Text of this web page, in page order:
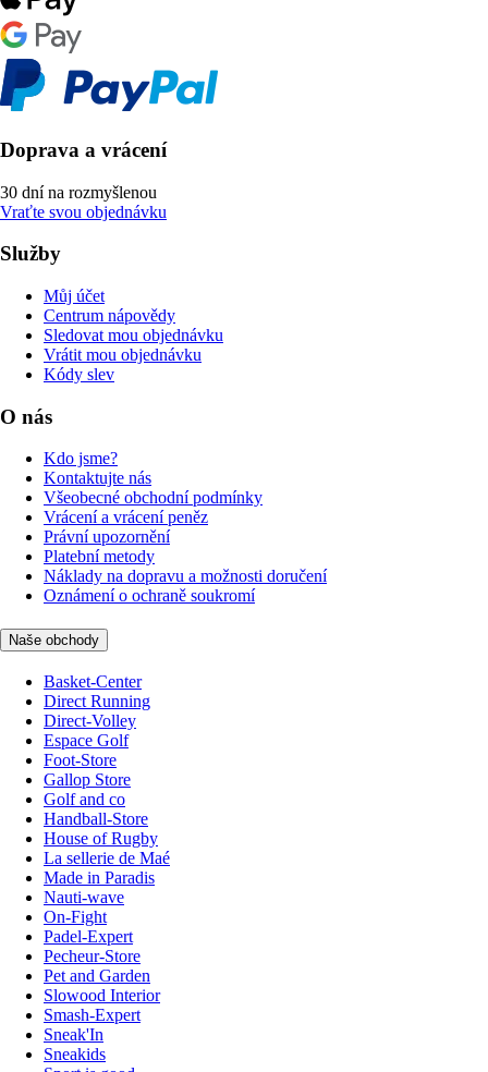
Doprava a vrácení
30 dní na rozmyšlenou
Vraťte svou objednávku
Služby
Můj účet
Centrum nápovědy
Sledovat mou objednávku
Vrátit mou objednávku
Kódy slev
O nás
Kdo jsme?
Kontaktujte nás
Všeobecné obchodní podmínky
Vrácení a vrácení peněz
Právní upozornění
Platební metody
Náklady na dopravu a možnosti doručení
Oznámení o ochraně soukromí
Naše obchody
Basket-Center
Direct Running
Direct-Volley
Espace Golf
Foot-Store
Gallop Store
Golf and co
Handball-Store
House of Rugby
La sellerie de Maé
Made in Paradis
Nauti-wave
On-Fight
Padel-Expert
Pecheur-Store
Pet and Garden
Slowood Interior
Smash-Expert
Sneak'In
Sneakids